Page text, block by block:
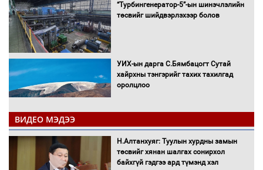
“Турбингенератор-5”-ын шинэчлэлийн
төсвийг шийдвэрлэхээр болов
УИХ-ын дарга С.Бямбацогт Сутай
хайрхны тэнгэрийг тахих тахилгад
оролцлоо
С.Амарсайхан: Иргэдийг хохироосон
ААН-ийн нуугтмал хөрөнгийг
битүүмжлэнэ
ВИДЕО МЭДЭЭ
Н.Алтанхуяг: Туулын хурдны замын
төсвийг хянан шалгах сонирхол
байхгүй гэдгээ ард түмэнд хэл